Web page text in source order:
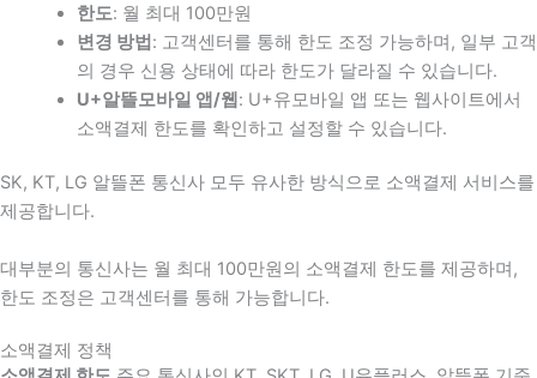
한도: 월 최대 100만원
변경 방법 : 고객센터를 통해 한도 조정 가능하며, 일부 고객
의 경우 신용 상태에 따라 한도가 달라질 수 있습니다.
U+알뜰모바일 앱/웹 : U+유모바일 앱 또는 웹사이트에서
소액결제 한도를 확인하고 설정할 수 있습니다.
SK, KT, LG 알뜰폰 통신사 모두 유사한 방식으로 소액결제 서비스를
제공합니다.
대부분의 통신사는 월 최대 100만원의 소액결제 한도를 제공하며,
한도 조정은 고객센터를 통해 가능합니다.
소액결제 정책